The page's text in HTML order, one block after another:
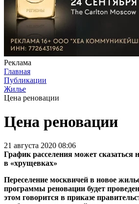
Реклама
Главная
Публикации
Жилье
Цена реновации
Цена реновации
21 августа 2020 08:06
График расселения может сказаться
в «хрущевках»
Переселение москвичей в новое
программы реновации будет
этом говорится в приказе